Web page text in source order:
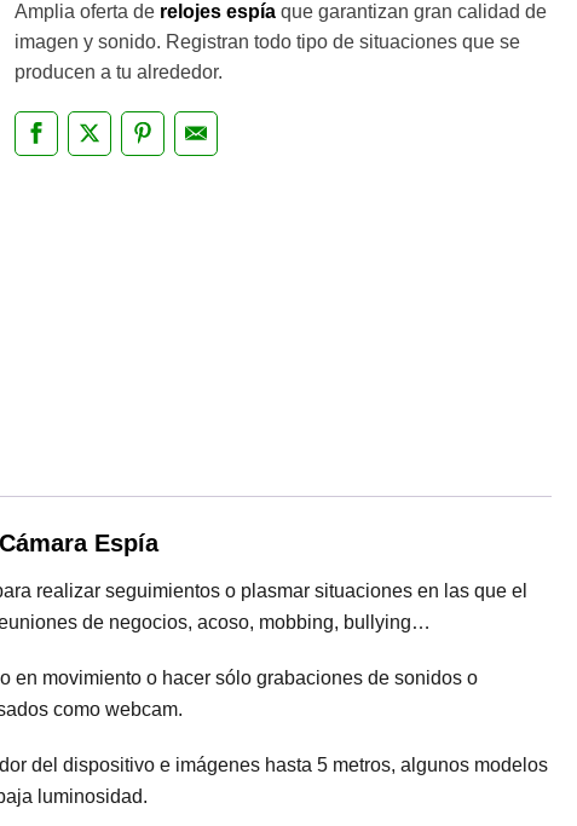
Amplia oferta de relojes espía que garantizan gran calidad de
imagen y sonido. Registran todo tipo de situaciones que se
producen a tu alrededor.
Espía
realizar seguimientos o plasmar situaciones en las que el
de negocios, acoso, mobbing, bullying…
en movimiento o hacer sólo grabaciones de sonidos o
como webcam.
del dispositivo e imágenes hasta 5 metros, algunos modelos
luminosidad.